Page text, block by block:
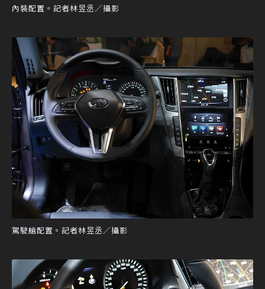
內裝配置。記者林昱丞／攝影
駕駛艙配置。記者林昱丞／攝影